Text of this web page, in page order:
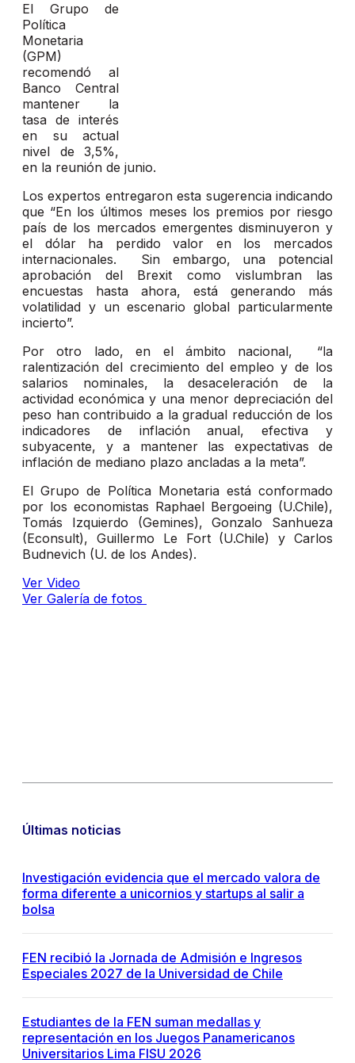
El Grupo de
Política
Monetaria
(GPM)
recomendó al
Banco Central
mantener la
tasa de interés
en su actual
nivel de 3,5%,
en la reunión de junio.
Los expertos entregaron esta sugerencia indicando
que “En los últimos meses los premios por riesgo
país de los mercados emergentes disminuyeron y
el dólar ha perdido valor en los mercados
internacionales. Sin embargo, una potencial
aprobación del Brexit como vislumbran las
encuestas hasta ahora, está generando más
volatilidad y un escenario global particularmente
incierto”.
Por otro lado, en el ámbito nacional, “la
ralentización del crecimiento del empleo y de los
salarios nominales, la desaceleración de la
actividad económica y una menor depreciación del
peso han contribuido a la gradual reducción de los
indicadores de inflación anual, efectiva y
subyacente, y a mantener las expectativas de
inflación de mediano plazo ancladas a la meta”.
El Grupo de Política Monetaria está conformado
por los economistas Raphael Bergoeing (U.Chile),
Tomás Izquierdo (Gemines), Gonzalo Sanhueza
(Econsult), Guillermo Le Fort (U.Chile) y Carlos
Budnevich (U. de los Andes).
Ver Video
Ver Galería de fotos
Últimas noticias
Investigación evidencia que el mercado valora de
forma diferente a unicornios y startups al salir a
bolsa
FEN recibió la Jornada de Admisión e Ingresos
Especiales 2027 de la Universidad de Chile
Estudiantes de la FEN suman medallas y
representación en los Juegos Panamericanos
Universitarios Lima FISU 2026